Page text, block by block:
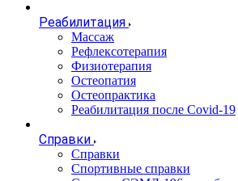
Реабилитация
Массаж
Рефлексотерапия
Физиотерапия
Остеопатия
Остеопрактика
Реабилитация после Covid-19
Справки
Справки
Спортивные справки